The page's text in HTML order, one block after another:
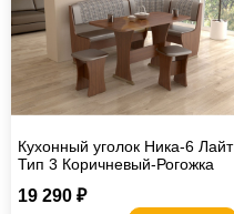
Кухонный уголок Ника-6 Лайт
Тип 3 Коричневый-Рогожка
19 290 ₽